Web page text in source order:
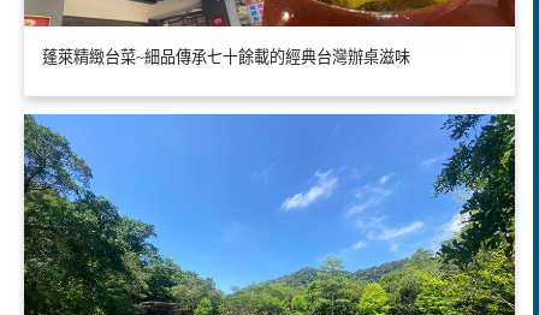
蓬萊精緻台菜~細品傳承七十餘載的經典台灣辦桌滋味